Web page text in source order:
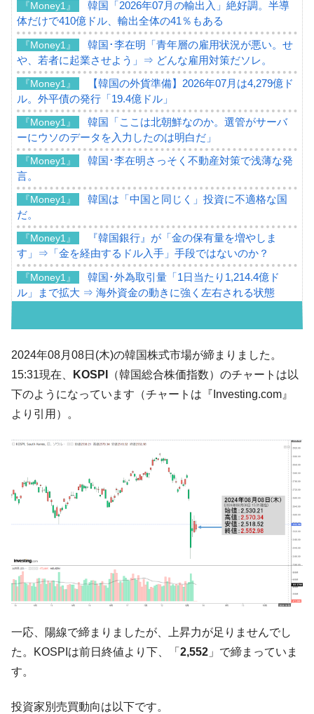
『Money1』
韓国「2026年07月の輸出入」絶好調。半導
体だけで410億ドル、輸出全体の41％もある
『Money1』
韓国･李在明「青年層の雇用状況が悪い。せ
や、若者に起業させよう」⇒ どんな雇用対策だソレ。
『Money1』
【韓国の外貨準備】2026年07月は4,279億ド
ル。外平債の発行「19.4億ドル」
『Money1』
韓国「ここは北朝鮮なのか。選管がサーバ
ーにウソのデータを入力したのは明白だ」
『Money1』
韓国･李在明さっそく不動産対策で浅薄な発
言。
『Money1』
韓国は「中国と同じく」投資に不適格な国
だ。
『Money1』
『韓国銀行』が「金の保有量を増やしま
す」⇒「金を経由するドル入手」手段ではないのか？
『Money1』
韓国･外為取引量「1日当たり1,214.4億ド
ル」まで拡大 ⇒ 海外資金の動きに強く左右される状態
い「50.5％」に上昇
『Money1』
韓国大統領府ボンクラ政策室長が告発され
た ⇒ 国家が行った恐るべき株価操作であり、空前の国政壟
『Money1』
動」
『Money1』
中国だけが鉄鋼輸出を異常増加させる ⇒ 中
国の過剰生産が世界を蝕む。
『Money1』
韓国製造業「半導体絶好調」のウラで他業
種は全般的「不調」⇒ PSIが示す現況は決して良くない。
『Money1』
【米韓激突案件】韓国消費者院が『クーパ
ン』1人当たり賠償10万ウォンを認定 ⇒ 総額3兆7,000億
『Money1』 韓国で猛暑。南東部では干ばつ
『Money1』
韓国型イージス搭載の次世代駆逐艦
「KDDX」1番艦、2032年竣工と公示
『Money1』
【対日本円】ウォン安が急進！ 日米の協調
に韓国がいっちょがみしたのでは。
は韓国で『BYD』車は売れている。6カ月で対前年同期比
2024年08月08日(木)の韓国株式市場が締まりました。
15:31現在、
KOSPI
（韓国総合株価指数）のチャートは以
下のようになっています（チャートは『Investing.com』
より引用）。
一応、陽線で締まりましたが、上昇力が足りませんでし
た。KOSPIは前日終値より下、「 2,552 」で締まっていま
す。
投資家別売買動向は以下です。